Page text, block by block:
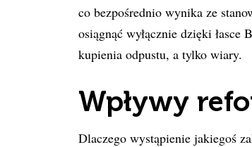
co bezpośrednio wynika ze
osiągnąć wyłącznie dzięki
kupienia odpustu, a tylko wiary.
Wpływy
Dlaczego wystąpienie jakiegoś